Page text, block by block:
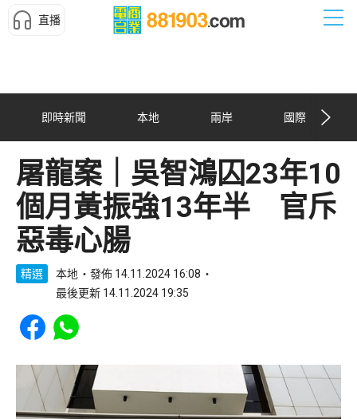
直播
即時新聞 本地 兩岸 國際
屠龍案｜吳智鴻囚23年10
個月黃振強13年半 官斥
惡毒心腸
精選 本地
發佈 14.11.2024 16:08
最後更新 14.11.2024 19:35
Share to Facebook
Share to WhatsApp